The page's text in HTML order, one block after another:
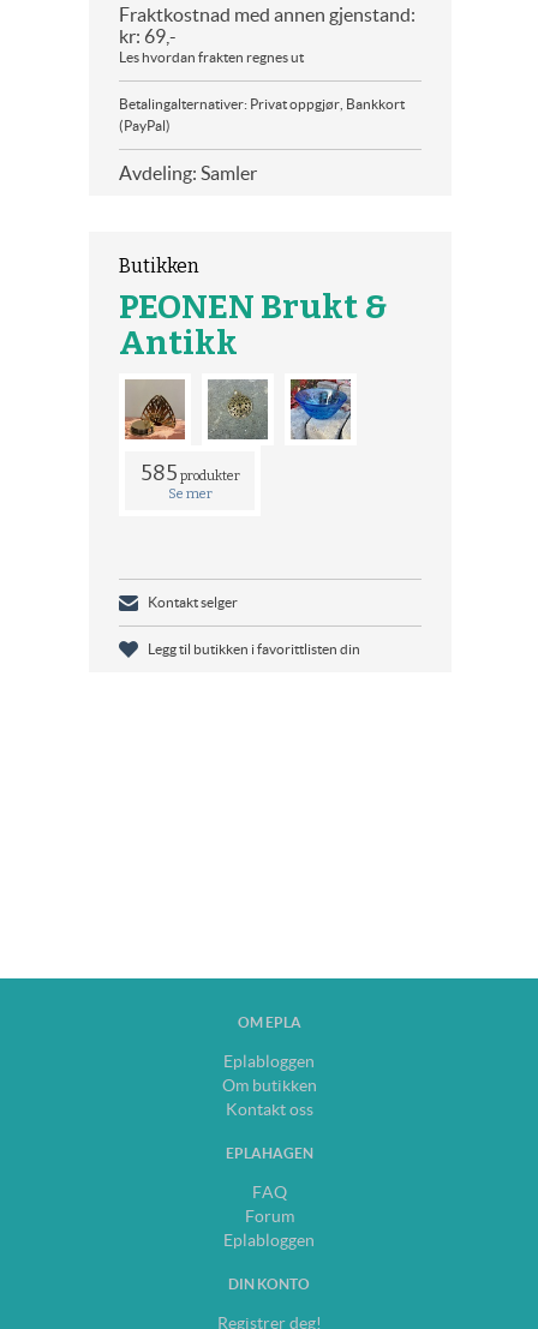
Fraktkostnad med annen gjenstand:
kr: 69,-
Les hvordan frakten regnes ut
Betalingalternativer: Privat oppgjør, Bankkort
(PayPal)
Avdeling: Samler
Butikken
PEONEN Brukt &
Antikk
585 produkter
Se mer
Kontakt selger
Legg til butikken i favorittlisten din
OM EPLA
Eplabloggen
Om butikken
Kontakt oss
EPLAHAGEN
FAQ
Forum
Eplabloggen
DIN KONTO
Registrer deg!